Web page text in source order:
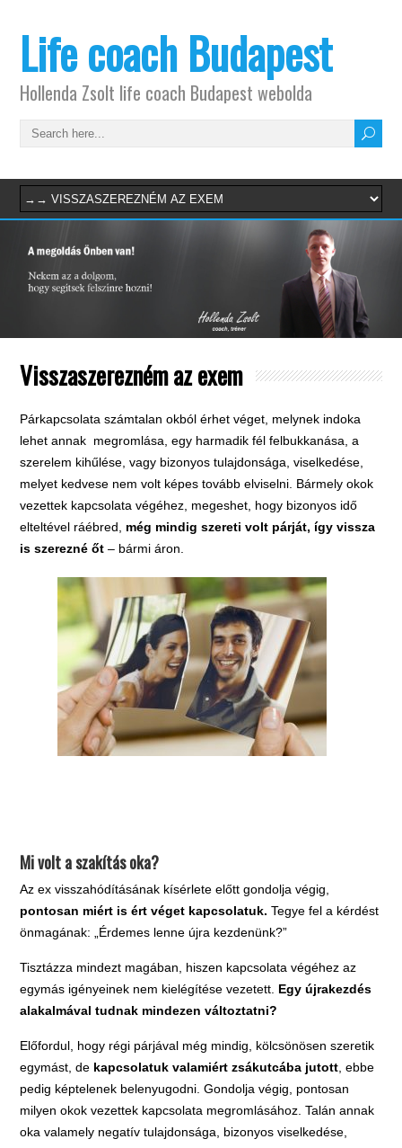
Life coach Budapest
Hollenda Zsolt life coach Budapest webolda
Visszaszerezném az exem
Párkapcsolata számtalan okból érhet véget, melynek indoka
lehet annak megromlása, egy harmadik fél felbukkanása, a
szerelem kihűlése, vagy bizonyos tulajdonsága, viselkedése,
melyet kedvese nem volt képes tovább elviselni. Bármely okok
vezettek kapcsolata végéhez, megeshet, hogy bizonyos idő
elteltével ráébred, még mindig szereti volt párját, így vissza
is szerezné őt – bármi áron.
Mi volt a szakítás oka?
Az ex visszahódításának kísérlete előtt gondolja végig,
pontosan miért is ért véget kapcsolatuk.Tegye fel a kérdést
önmagának: „Érdemes lenne újra kezdenünk?”
Tisztázza mindezt magában, hiszen kapcsolata végéhez az
egymás igényeinek nem kielégítése vezetett. Egy újrakezdés
alakalmával tudnak mindezen változtatni?
Előfordul, hogy régi párjával még mindig, kölcsönösen szeretik
egymást, de kapcsolatuk valamiért zsákutcába jutott , ebbe
pedig képtelenek belenyugodni. Gondolja végig, pontosan
milyen okok vezettek kapcsolata megromlásához. Talán annak
oka valamely negatív tulajdonsága, bizonyos viselkedése,